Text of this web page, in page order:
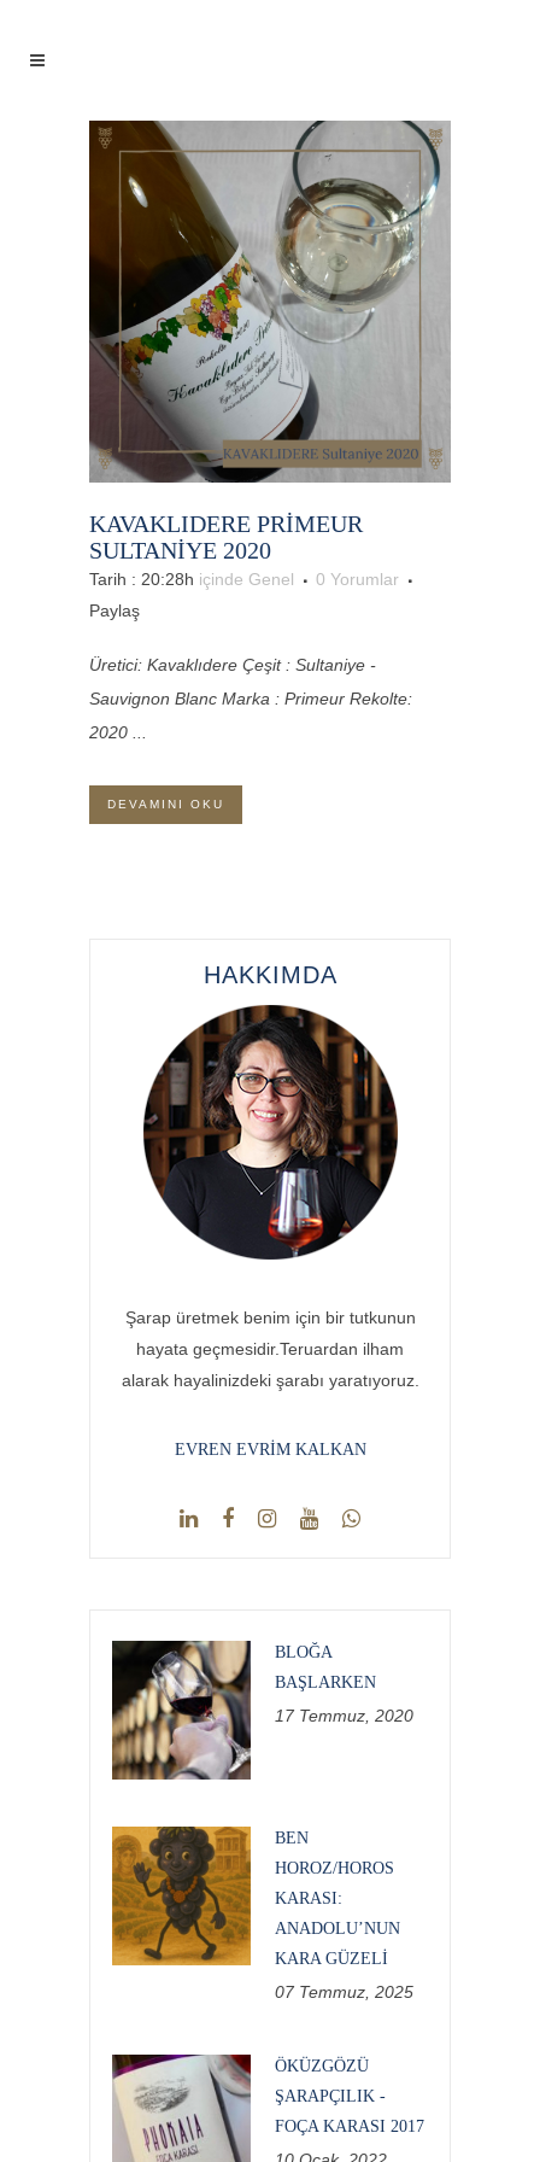
KAVAKLIDERE PRİMEUR
SULTANİYE 2020
Tarih : 20:28h içinde Genel
0 Yorumlar
Paylaş
Üretici: Kavaklıdere Çeşit : Sultaniye -
Sauvignon Blanc Marka : Primeur Rekolte:
2020 ...
DEVAMINI OKU
HAKKIMDA
Şarap üretmek benim için bir tutkunun
hayata geçmesidir.Teruardan ilham
alarak hayalinizdeki şarabı yaratıyoruz.
EVREN EVRIM KALKAN
BLOĞA
BAŞLARKEN
17 Temmuz, 2020
BEN
HOROZ/HOROS
KARASI:
ANADOLU’NUN
KARA GÜZELI
07 Temmuz, 2025
ÖKÜZGÖZÜ
ŞARAPÇILIK -
FOÇA KARASI 2017